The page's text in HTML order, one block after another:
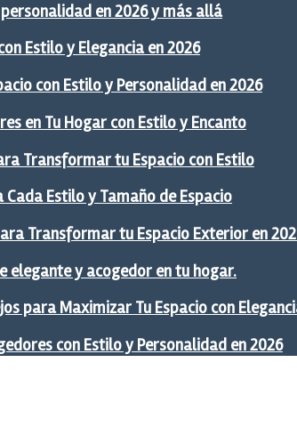
en 2026 y más allá
Estilo y Elegancia en 2026
con Estilo y Personalidad en 2026
en Tu Hogar con Estilo y Encanto
Transformar tu Espacio con Estilo
Estilo y Tamaño de Espacio
Transformar tu Espacio Exterior en
elegante y acogedor en tu hogar.
para Maximizar Tu Espacio con
con Estilo y Personalidad en 2026